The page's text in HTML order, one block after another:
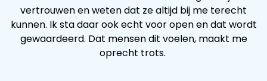
vertrouwen en weten dat ze altijd bij me terecht
kunnen. Ik sta daar ook echt voor open en dat wordt
gewaardeerd. Dat mensen dit voelen, maakt me
oprecht trots.